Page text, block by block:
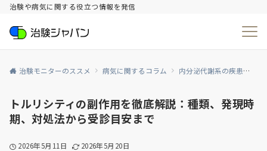
治験や病気に関する役立つ情報を発信
治験モニターのススメ 病気に関するコラム 内分泌代謝系の疾患
トルリシティの副作用を徹底解説：種類、発現時
期、対処法から受診目安まで
2026年5月11日 2026年5月20日